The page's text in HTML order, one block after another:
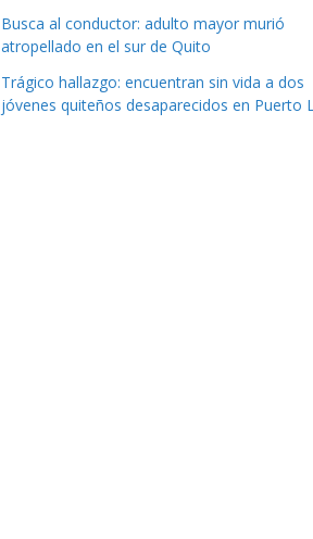
Busca al conductor: adulto mayor murió
atropellado en el sur de Quito
Trágico hallazgo: encuentran sin vida a dos
jóvenes quiteños desaparecidos en Puerto